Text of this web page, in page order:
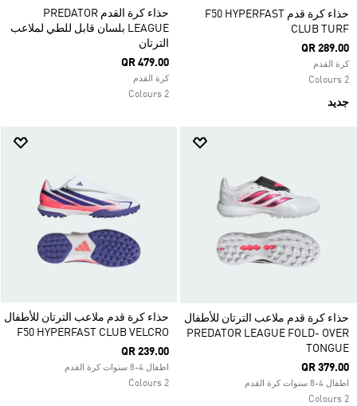
حذاء كرة قدم F50 HYPERFAST
CLUB TURF
QR 289.00
كرة القدم
2 Colours
جديد
حذاء كرة القدم PREDATOR
LEAGUE بلسان قابل للطي لملاعب
الترتان
QR 479.00
كرة القدم
2 Colours
حذاء كرة قدم ملاعب الترتان للأطفال
PREDATOR LEAGUE FOLD- OVER
TONGUE
QR 379.00
اطفال 4-8 سنوات كرة القدم
2 Colours
حذاء كرة قدم ملاعب الترتان للأطفال
F50 HYPERFAST CLUB VELCRO
QR 239.00
اطفال 4-8 سنوات كرة القدم
2 Colours